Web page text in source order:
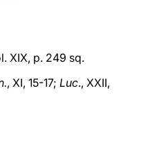
XIX, p. 249 sq.
, XI, 15-17; Luc., XXII,